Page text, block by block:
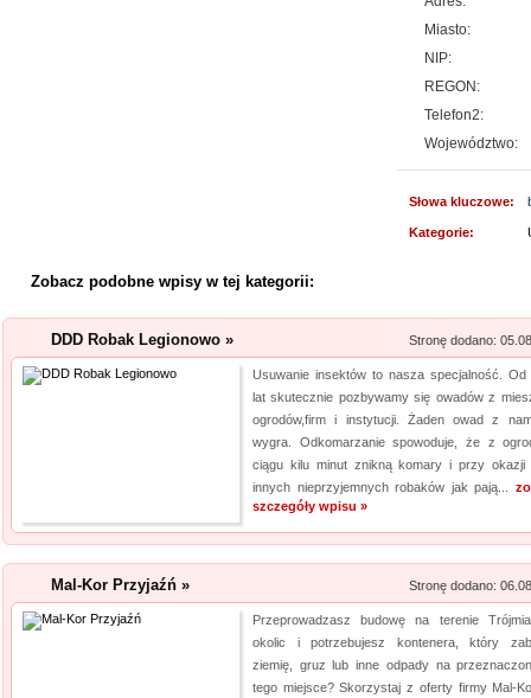
Jesteśmy firmą oferującą
Obsługujemy też serwis
nas pracownicy to
informacje na temat
Kwant-Lab -
Akredytowane laboratorium
odwiedzić każdy, kogo
środowisku pracy i nie tylko.
elektro...
Archiwizacja
Oferujemy zgłaszającym się
archiwizacyjne. Dzięki nam
Archiwizacja dokumentów
Miasto:
NIP:
REGON:
Telefon2:
Województwo:
Słowa kluczowe:
Kategorie:
Zobacz podobne wpisy w tej kategorii:
DDD Robak Legionowo » Stronę dodano:
Usuwanie insektów to nasza specjalność. Od
lat skutecznie pozbywamy się owadów z
ogrodów,firm i instytucji. Żaden owad z
wygra. Odkomarzanie spowoduje, że z
ciągu kilu minut znikną komary i przy okazji
innych nieprzyjemnych robaków jak pają...
szczegóły wpisu »
Mal-Kor Przyjaźń » Stronę dodano:
Przeprowadzasz budowę na terenie
okolic i potrzebujesz kontenera, który
ziemię, gruz lub inne odpady na
tego miejsce? Skorzystaj z oferty firmy Mal-